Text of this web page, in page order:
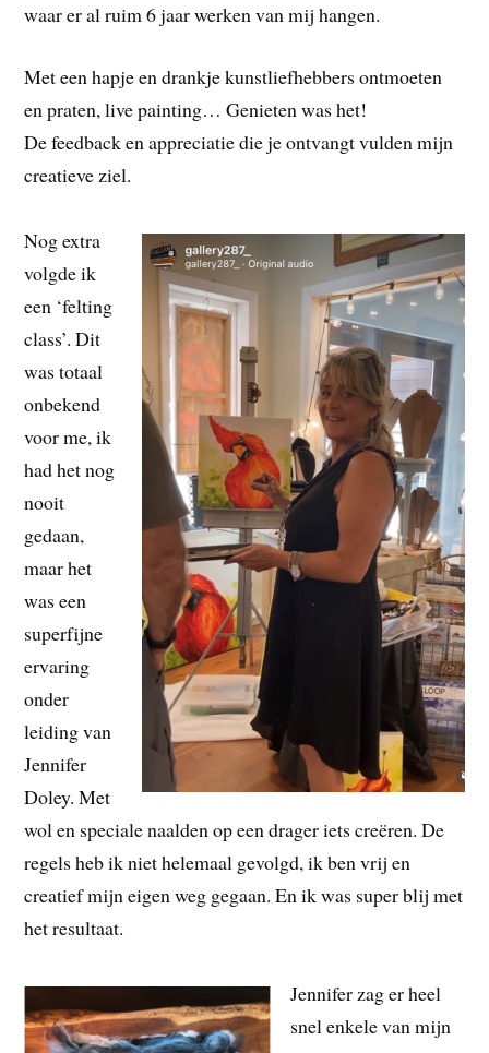
waar er al ruim 6 jaar werken van mij hangen.
Met een hapje en drankje kunstliefhebbers ontmoeten
en praten, live painting… Genieten was het!
De feedback en appreciatie die je ontvangt vulden mijn
creatieve ziel.
Nog extra
volgde ik
een ‘felting
class’. Dit
was totaal
onbekend
voor me, ik
had het nog
nooit
gedaan,
maar het
was een
superfijne
ervaring
onder
leiding van
Jennifer
Doley. Met
wol en speciale naalden op een drager iets creëren. De
regels heb ik niet helemaal gevolgd, ik ben vrij en
creatief mijn eigen weg gegaan. En ik was super blij met
het resultaat.
Jennifer zag er heel
snel enkele van mijn